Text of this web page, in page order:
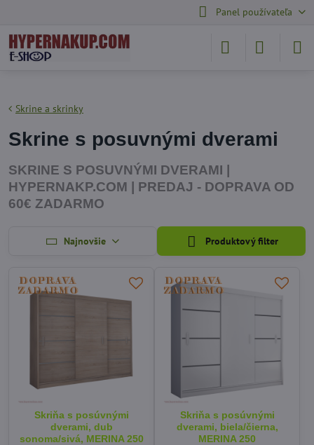
Panel používateľa
Skrine a skrinky
Skrine s posuvnými dverami
SKRINE S POSUVNÝMI DVERAMI |
HYPERNAKP.COM | PREDAJ - DOPRAVA OD
60€ ZADARMO
Najnovšie Produktový filter
Skriňa s posúvnými
dverami, dub
sonoma/sivá, MERINA 250
Skriňa s posúvnými
dverami, biela/čierna,
MERINA 250